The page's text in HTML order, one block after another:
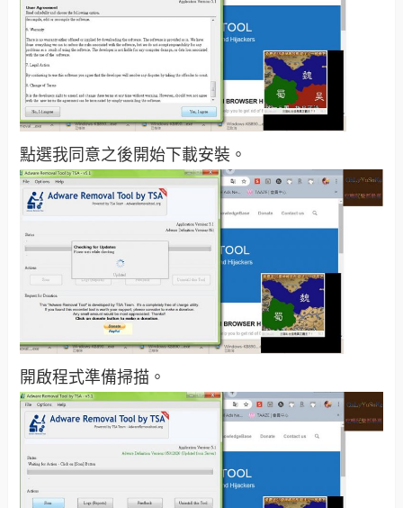
點選我同意之後開始下載安裝。
開啟程式準備掃描。